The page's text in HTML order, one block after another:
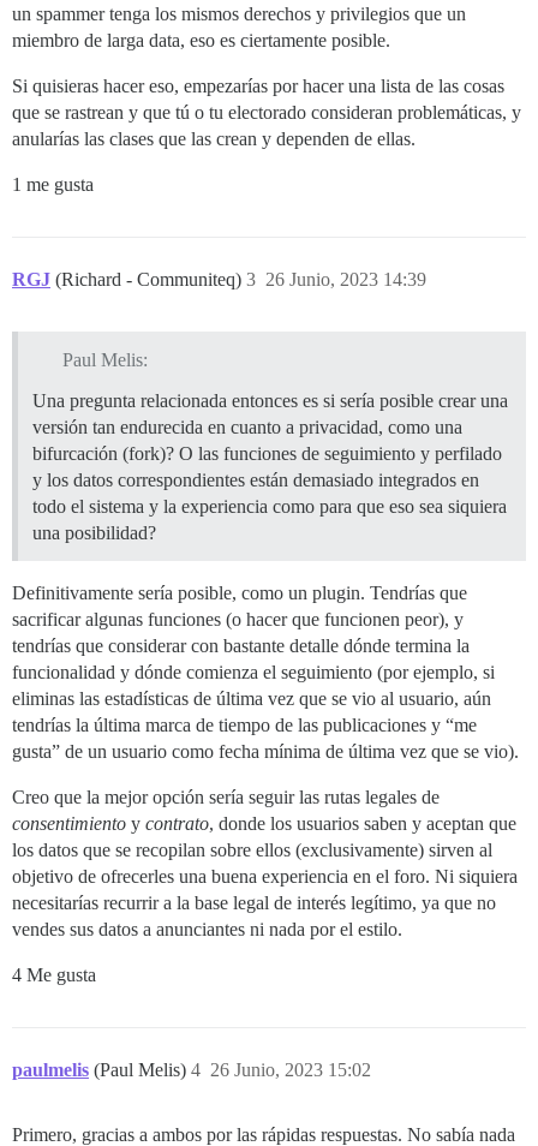
un spammer tenga los mismos derechos y privilegios que un
miembro de larga data, eso es ciertamente posible.
Si quisieras hacer eso, empezarías por hacer una lista de las cosas
que se rastrean y que tú o tu electorado consideran problemáticas, y
anularías las clases que las crean y dependen de ellas.
1 me gusta
RGJ (Richard - Communiteq) 26 Junio, 2023 14:39
3
Paul Melis:
Una pregunta relacionada entonces es si sería posible crear una
versión tan endurecida en cuanto a privacidad, como una
bifurcación (fork)? O las funciones de seguimiento y perfilado
y los datos correspondientes están demasiado integrados en
todo el sistema y la experiencia como para que eso sea siquiera
una posibilidad?
Definitivamente sería posible, como un plugin. Tendrías que
sacrificar algunas funciones (o hacer que funcionen peor), y
tendrías que considerar con bastante detalle dónde termina la
funcionalidad y dónde comienza el seguimiento (por ejemplo, si
eliminas las estadísticas de última vez que se vio al usuario, aún
tendrías la última marca de tiempo de las publicaciones y “me
gusta” de un usuario como fecha mínima de última vez que se vio).
Creo que la mejor opción sería seguir las rutas legales de
consentimiento y contrato, donde los usuarios saben y aceptan que
los datos que se recopilan sobre ellos (exclusivamente) sirven al
objetivo de ofrecerles una buena experiencia en el foro. Ni siquiera
necesitarías recurrir a la base legal de interés legítimo, ya que no
vendes sus datos a anunciantes ni nada por el estilo.
4 Me gusta
paulmelis (Paul Melis) 26 Junio, 2023 15:02
4
Primero, gracias a ambos por las rápidas respuestas. No sabía nada